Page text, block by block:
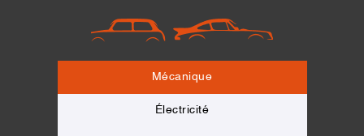
Mécanique
Électricité